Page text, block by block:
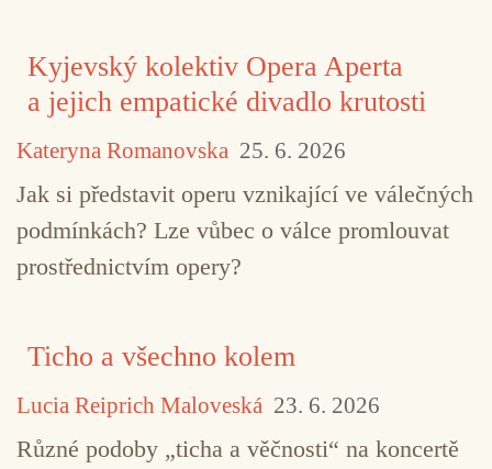
Kyjevský kolektiv Opera Aperta
a jejich empatické divadlo krutosti
Kateryna Romanovska 25. 6. 2026
Jak si představit operu vznikající ve válečných
podmínkách? Lze vůbec o válce promlouvat
prostřednictvím opery?
Ticho a všechno kolem
Lucia Reiprich Maloveská 23. 6. 2026
Různé podoby „ticha a věčnosti“ na koncertě